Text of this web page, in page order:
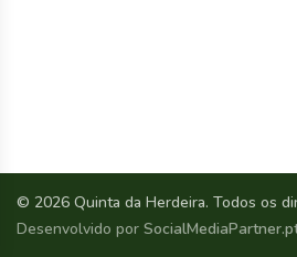
© 2026 Quinta da Herdeira. Todos os
Desenvolvido por